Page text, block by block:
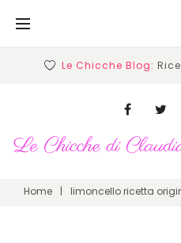
Le Chicche Blog:
Facebook
Home | limoncello ricetta